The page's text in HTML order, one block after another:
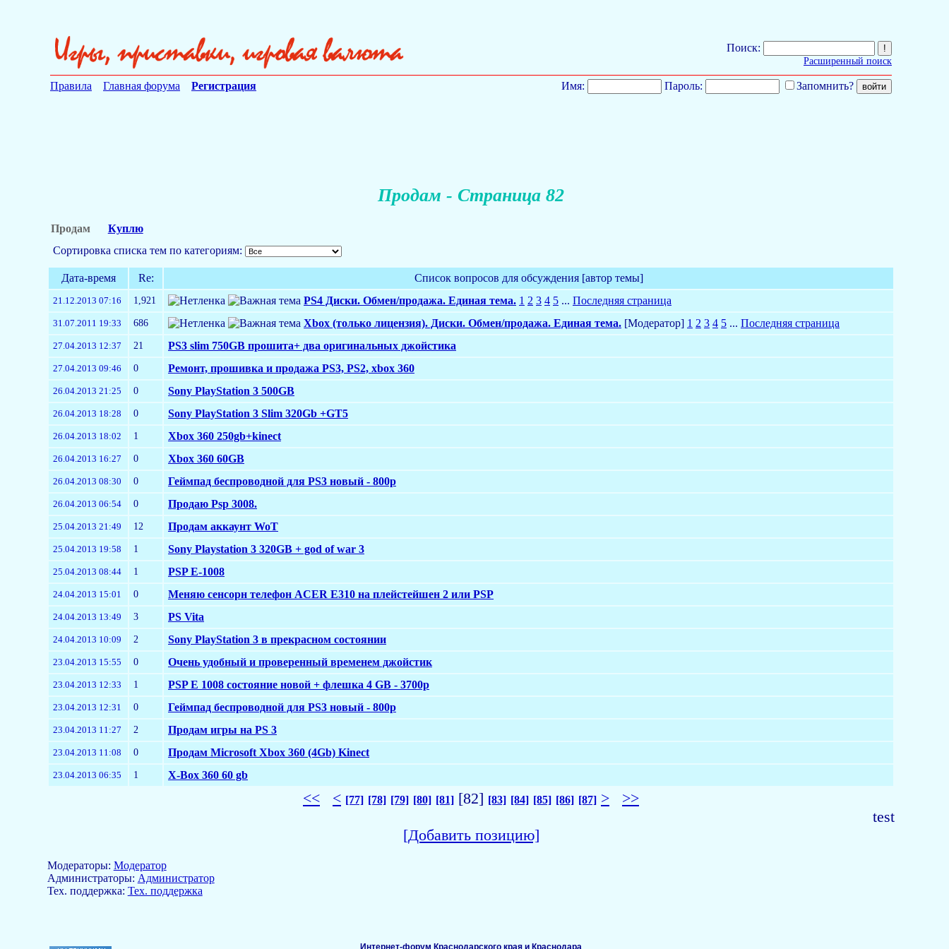
Поиск:
Расширенный поиск
Правила Главная форума Регистрация Имя: Пароль: Запомнить?
Продам - Страница 82
Продам
Куплю
Сортировка списка тем по категориям:
Дата-время Re: Список вопросов для обсуждения [автор темы]
21.12.2013 07:16 1,921 PS4 Диски. Обмен/продажа. Единая тема. 1 2 3 4 5 ... Последняя страница
31.07.2011 19:33 686 Xbox (только лицензия). Диски. Обмен/продажа. Единая тема. [Модератор] 1 2 3 4 5 ... Последняя страница
27.04.2013 12:37 21 PS3 slim 750GB прошита+ два оригинальных джойстика
27.04.2013 09:46 0 Ремонт, прошивка и продажа PS3, PS2, xbox 360
26.04.2013 21:25 0 Sony PlayStation 3 500GB
26.04.2013 18:28 0 Sony PlayStation 3 Slim 320Gb +GT5
26.04.2013 18:02 1 Xbox 360 250gb+kinect
26.04.2013 16:27 0 Xbox 360 60GB
26.04.2013 08:30 0 Геймпад беспроводной для PS3 новый - 800p
26.04.2013 06:54 0 Продаю Psp 3008.
25.04.2013 21:49 12 Продам аккаунт WoT
25.04.2013 19:58 1 Sony Playstation 3 320GB + god of war 3
25.04.2013 08:44 1 PSP E-1008
24.04.2013 15:01 0 Меняю сенсорн телефон ACER E310 на плейстейшен 2 или PSP
24.04.2013 13:49 3 PS Vita
24.04.2013 10:09 2 Sony PlayStation 3 в прекрасном состоянии
23.04.2013 15:55 0 Очень удобный и проверенный временем джойстик
23.04.2013 12:33 1 PSP E 1008 состояние новой + флешка 4 GB - 3700p
23.04.2013 12:31 0 Геймпад беспроводной для PS3 новый - 800p
23.04.2013 11:27 2 Продам игры на PS 3
23.04.2013 11:08 0 Продам Microsoft Xbox 360 (4Gb) Kinect
23.04.2013 06:35 1 X-Box 360 60 gb
<< < [77] [78] [79] [80] [81] [82] [83] [84] [85] [86] [87] >
>>
test
[Добавить позицию]
Модераторы: Модератор
Aдминистраторы: Администратор
Тех. поддержка: Тех. поддержка
Интернет-форум Краснодарского края и Краснодара